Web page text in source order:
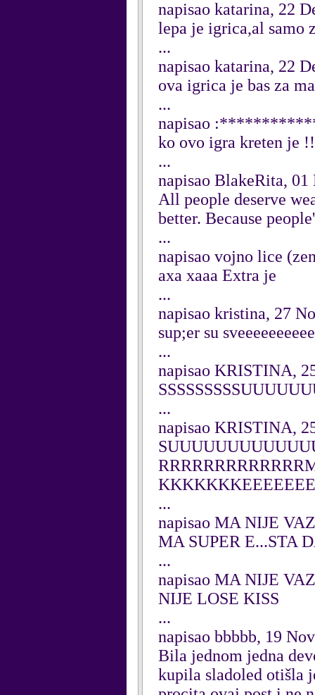
napisao katarina, 22
lepa je igrica,al samo
...
napisao katarina, 22
ova igrica je bas za
...
napisao
ko ovo igra kreten je
...
napisao BlakeRita, 01
All people deserve
better. Because
...
napisao vojno lice
axa xaaa Extra je
...
napisao kristina, 27
sup;er su
...
napisao KRISTINA,
...
napisao KRISTINA,
...
napisao MA NIJE
MA SUPER E...STA
...
napisao MA NIJE
NIJE LOSE KISS
...
napisao bbbbb, 19
Bila jednom jedna
kupila sladoled otišla